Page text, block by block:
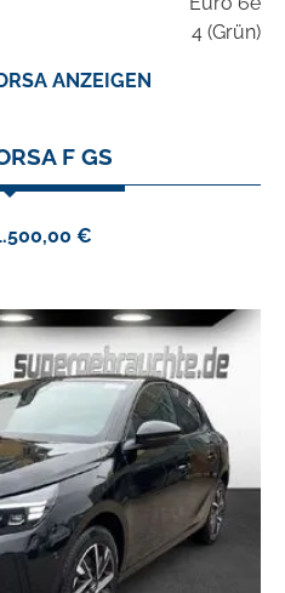
4 (Grün)
ANZEIGEN
F GS
€